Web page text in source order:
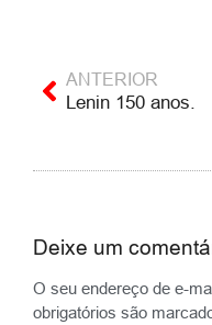
ANTERIOR
Lenin 150 anos.
Deixe um
O seu endereço de e-
obrigatórios são